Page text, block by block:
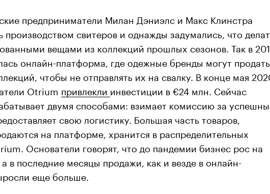
предприниматели Милан Дэниэлс и Макс Клинстра
производством свитеров и однажды задумались, что
вещами из коллекций прошлых сезонов. Так в
онлайн-платформа, где одежные бренды могут продать
чтобы не отправлять их на свалку. В конце мая
Otrium привлекли инвестиции в €24 млн. Сейчас
двумя способами: взимает комиссию за
свою логистику. Большая часть товаров,
на платформе, хранится в распределительных
Основатели говорят, что до пандемии бизнес рос на
в последние месяцы продажи, как и везде в онлайн-
еще больше.